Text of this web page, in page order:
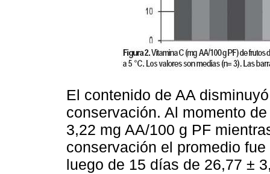
El contenido de AA
conservación. Al momento
3,22 mg AA/100 g PF
conservación el promedio
luego de 15 días de 26,77 ±